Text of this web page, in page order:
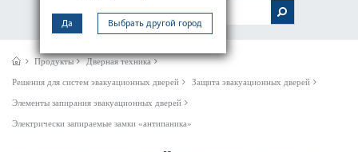
Да Выбрать другой город
МЕНЮ
Продукты Дверная техника
Решения для систем эвакуационных дверей Защита эвакуационных дверей
Элементы запирания эвакуационных дверей
Электрически запираемые замки «антипаника»